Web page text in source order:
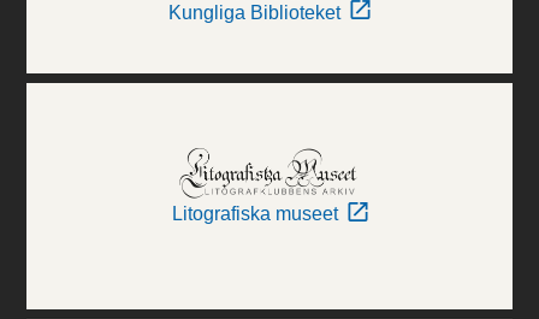
Kungliga Biblioteket
Litografiska museet